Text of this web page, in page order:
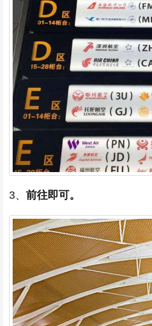
3、 前往即可。